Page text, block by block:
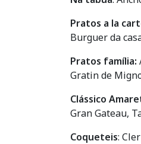
Pratos a la
Burguer da
Pratos família:
Gratin de
Clássico
Gran Gateau,
Coqueteis: